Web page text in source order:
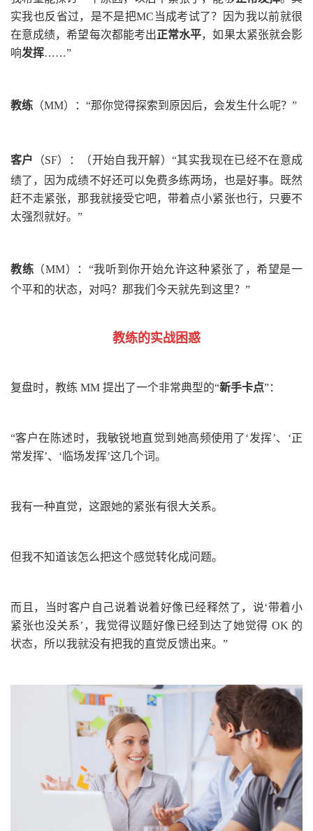
实我也反省过，是不是把MC 当成考试了？因为我以前就很
在意成绩，希望每次都能考出正常水平，如果太紧张就会影
响发挥……”
教练 （MM） ： “那你觉得探索到原因后，会发生什么呢？ ”
客户 （SF） ： （开始自我开解）“其实我现在已经不在意成
绩了，因为成绩不好还可以免费多练两场，也是好事。既然
赶不走紧张，那我就接受它吧，带着点小紧张也行，只要不
太强烈就好。 ”
教练 （MM） ： “我听到你开始允许这种紧张了，希望是一
个平和的状态，对吗？那我们今天就先到这里？ ”
教练的实战困惑
复盘时，教练 MM 提出了一个非常典型的“新手卡点”：
“客户在陈述时，我敏锐地直觉到她高频使用了‘发挥’、 ‘正
常发挥’、 ‘ 临场发挥’这几个词。
我有一种直觉，这跟她的紧张有很大关系。
但我不知道该怎么把这个感觉转化成问题。
而且，当时客户自己说着说着好像已经释然了，说‘带着小
紧张也没关系’ ，我觉得议题好像已经到达了她觉得 OK 的
状态，所以我就没有把我的直觉反馈出来。 ”